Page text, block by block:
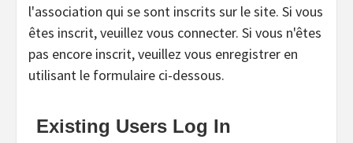
l'association qui se sont inscrits sur le site. Si vous
êtes inscrit, veuillez vous connecter. Si vous n'êtes
pas encore inscrit, veuillez vous enregistrer en
utilisant le formulaire ci-dessous.
Existing Users Log In